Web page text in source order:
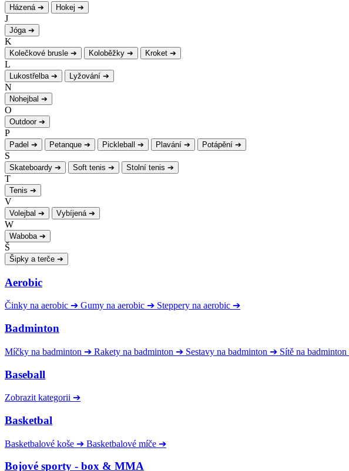
Házená ➔ Hokej ➔
J
Jóga ➔
K
Kolečkové brusle ➔ Koloběžky ➔ Kroket ➔
L
Lukostřelba ➔ Lyžování ➔
N
Nohejbal ➔
O
Outdoor ➔
P
Padel ➔ Petanque ➔ Pickleball ➔ Plavání ➔ Potápění ➔
S
Skateboardy ➔ Soft tenis ➔ Stolní tenis ➔
T
Tenis ➔
V
Volejbal ➔ Vybíjená ➔
W
Waboba ➔
Š
Šipky a terče ➔
Aerobic
Činky na aerobic ➔ Gumy na aerobic ➔ Steppery na aerobic ➔
Badminton
Míčky na badminton ➔ Rakety na badminton ➔ Sestavy na badminton ➔ Sítě na badminton
Baseball
Zobrazit kategorii ➔
Basketbal
Basketbalové koše ➔ Basketbalové míče ➔
Bojové sporty - box & MMA